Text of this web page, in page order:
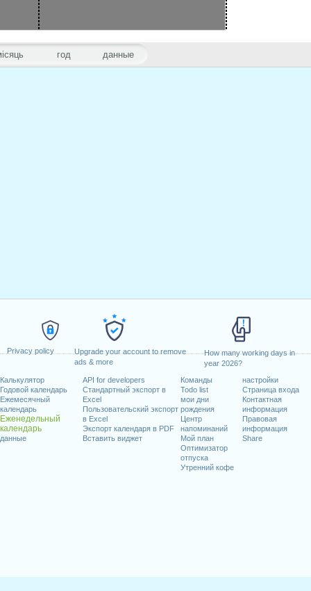
Privacy policy
Upgrade your account to remove
ads & more
How many working days in
year 2026?
Калькулятор
Годовой календарь
Ежемесячный
календарь
Еженедельный
календарь
данные
API for developers
Стандартный экспорт в
Excel
Пользовательский экспорт
в Excel
Экспорт календаря в PDF
Вставить виджет
Команды
Todo list
мои дни
рождения
Центр
напоминаний
Мой план
Оптимизатор
отпуска
Утренний кофе
настройки
Страница входа
Контактная
информация
Правовая
информация
Share
год данные